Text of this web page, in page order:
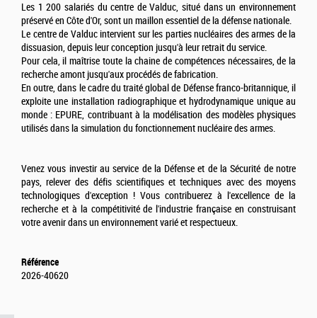
Les 1 200 salariés du centre de Valduc, situé dans un environnement
préservé en Côte d'Or, sont un maillon essentiel de la défense nationale.
Le centre de Valduc intervient sur les parties nucléaires des armes de la
dissuasion, depuis leur conception jusqu'à leur retrait du service.
Pour cela, il maîtrise toute la chaine de compétences nécessaires, de la
recherche amont jusqu'aux procédés de fabrication.
En outre, dans le cadre du traité global de Défense franco-britannique, il
exploite une installation radiographique et hydrodynamique unique au
monde : EPURE, contribuant à la modélisation des modèles physiques
utilisés dans la simulation du fonctionnement nucléaire des armes.
Venez vous investir au service de la Défense et de la Sécurité de notre
pays, relever des défis scientifiques et techniques avec des moyens
technologiques d'exception ! Vous contribuerez à l'excellence de la
recherche et à la compétitivité de l'industrie française en construisant
votre avenir dans un environnement varié et respectueux.
Référence
2026-40620